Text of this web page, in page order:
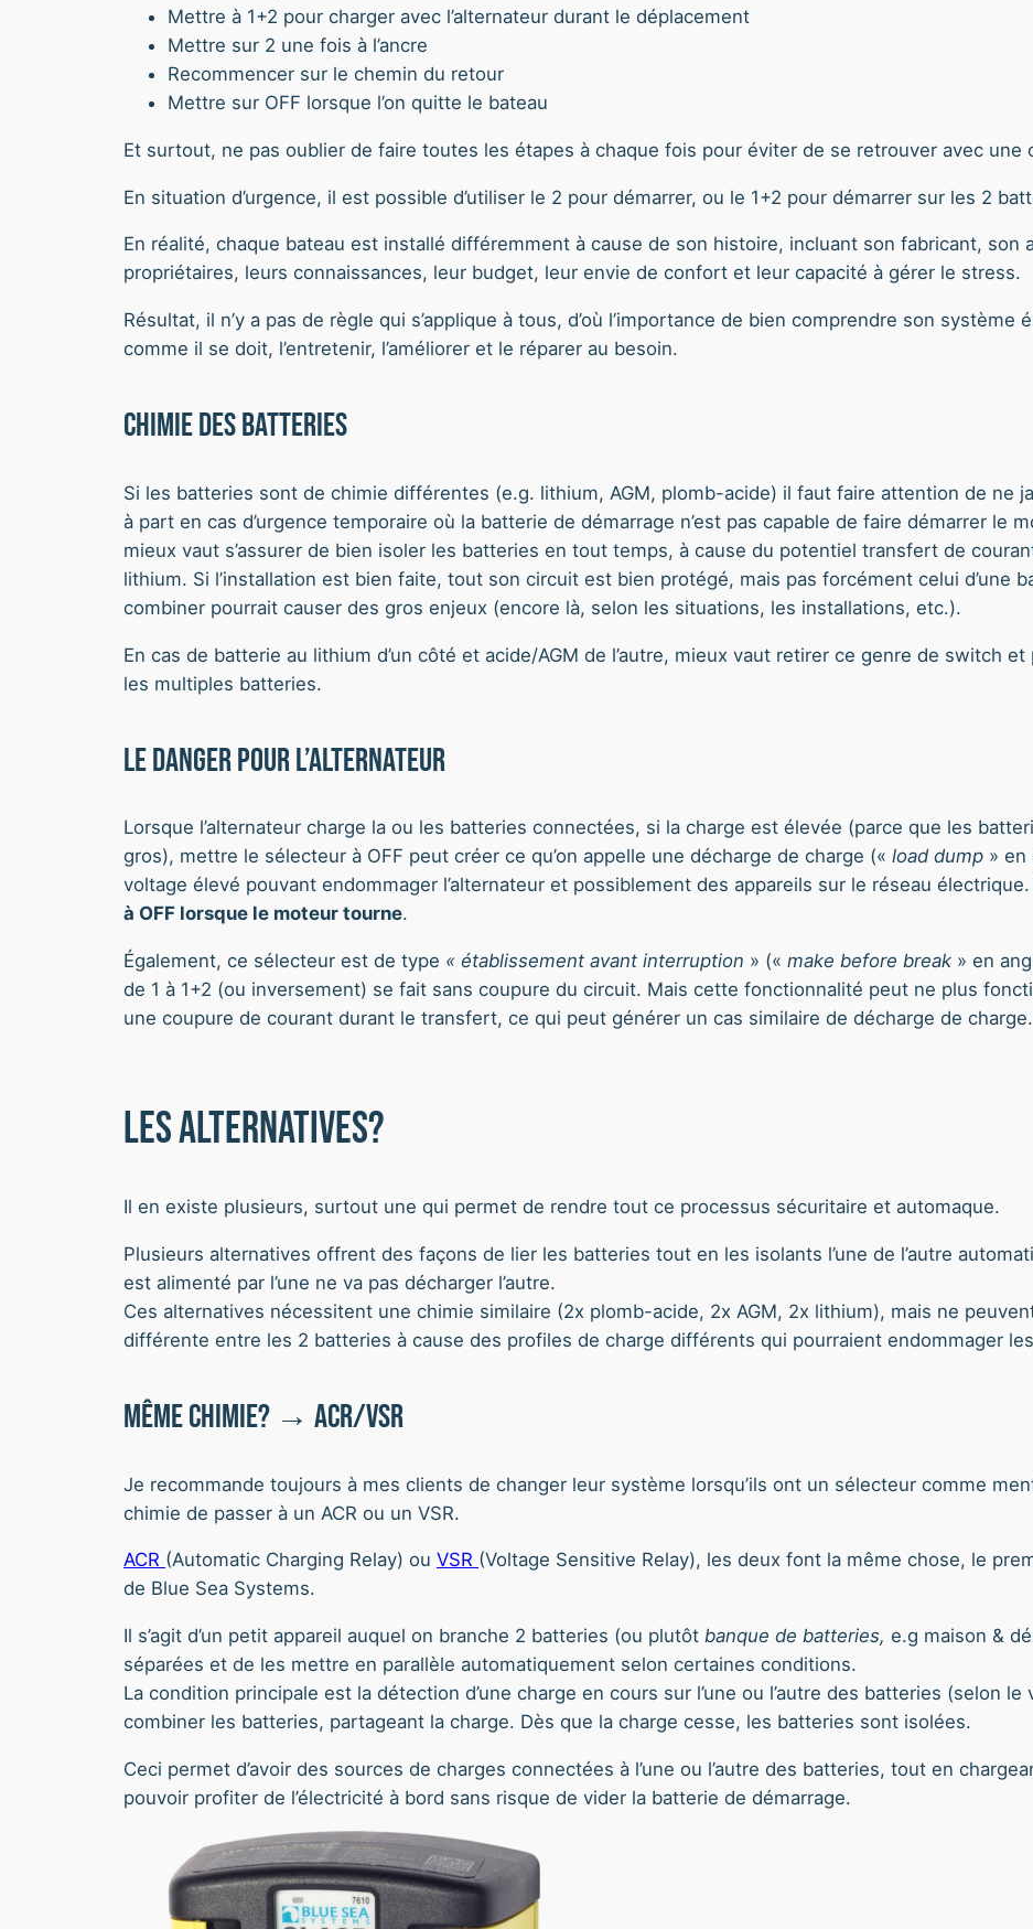
Mettre à 1+2 pour charger avec l’alternateur durant le déplacement
Mettre sur 2 une fois à l’ancre
Recommencer sur le chemin du retour
Mettre sur OFF lorsque l’on quitte le bateau
Et surtout, ne pas oublier de faire toutes les étapes à chaque fois pour éviter de se retrouver avec une
En situation d’urgence, il est possible d’utiliser le 2 pour démarrer, ou le 1+2 pour démarrer sur les 2
En réalité, chaque bateau est installé différemment à cause de son histoire, incluant son fabricant, son
propriétaires, leurs connaissances, leur budget, leur envie de confort et leur capacité à gérer le stress.
Résultat, il n’y a pas de règle qui s’applique à tous, d’où l’importance de bien comprendre son système
comme il se doit, l’entretenir, l’améliorer et le réparer au besoin.
Chimie des batteries
Si les batteries sont de chimie différentes (e.g. lithium, AGM, plomb-acide) il faut faire attention de ne
à part en cas d’urgence temporaire où la batterie de démarrage n’est pas capable de faire démarrer le
mieux vaut s’assurer de bien isoler les batteries en tout temps, à cause du potentiel transfert de
lithium. Si l’installation est bien faite, tout son circuit est bien protégé, mais pas forcément celui d’une
combiner pourrait causer des gros enjeux (encore là, selon les situations, les installations, etc.).
En cas de batterie au lithium d’un côté et acide/AGM de l’autre, mieux vaut retirer ce genre de switch
les multiples batteries.
le danger pour l’alternateur
Lorsque l’alternateur charge la ou les batteries connectées, si la charge est élevée (parce que les
gros), mettre le sélecteur à OFF peut créer ce qu’on appelle une décharge de charge (« load dump » en
voltage élevé pouvant endommager l’alternateur et possiblement des appareils sur le réseau
à OFF lorsque le moteur tourne.
Également, ce sélecteur est de type « établissement avant interruption » (« make before break » en
de 1 à 1+2 (ou inversement) se fait sans coupure du circuit. Mais cette fonctionnalité peut ne plus
une coupure de courant durant le transfert, ce qui peut générer un cas similaire de décharge de charge.
Les alternatives?
Il en existe plusieurs, surtout une qui permet de rendre tout ce processus sécuritaire et automaque.
Plusieurs alternatives offrent des façons de lier les batteries tout en les isolants l’une de l’autre
est alimenté par l’une ne va pas décharger l’autre.
Ces alternatives nécessitent une chimie similaire (2x plomb-acide, 2x AGM, 2x lithium), mais ne
différente entre les 2 batteries à cause des profiles de charge différents qui pourraient endommager
Même chimie? → ACR/VSR
Je recommande toujours à mes clients de changer leur système lorsqu’ils ont un sélecteur comme
chimie de passer à un ACR ou un VSR.
ACR (Automatic Charging Relay) ou VSR (Voltage Sensitive Relay), les deux font la même chose, le
de Blue Sea Systems.
Il s’agit d’un petit appareil auquel on branche 2 batteries (ou plutôt banque de batteries, e.g maison &
séparées et de les mettre en parallèle automatiquement selon certaines conditions.
La condition principale est la détection d’une charge en cours sur l’une ou l’autre des batteries (selon
combiner les batteries, partageant la charge. Dès que la charge cesse, les batteries sont isolées.
Ceci permet d’avoir des sources de charges connectées à l’une ou l’autre des batteries, tout en
pouvoir profiter de l’électricité à bord sans risque de vider la batterie de démarrage.